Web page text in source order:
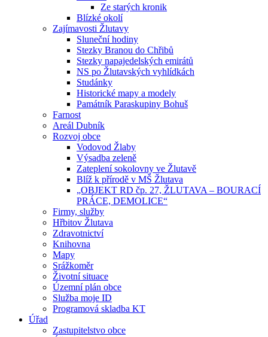
Ze starých kronik
Blízké okolí
Zajímavosti Žlutavy
Sluneční hodiny
Stezky Branou do Chřibů
Stezky napajedelských emirátů
NS po Žlutavských vyhlídkách
Studánky
Historické mapy a modely
Památník Paraskupiny Bohuš
Farnost
Areál Dubník
Rozvoj obce
Vodovod Žlaby
Výsadba zeleně
Zateplení sokolovny ve Žlutavě
Blíž k přírodě v MŠ Žlutava
„OBJEKT RD čp. 27, ŽLUTAVA – BOURACÍ
PRÁCE, DEMOLICE“
Firmy, služby
Hřbitov Žlutava
Zdravotnictví
Knihovna
Mapy
Srážkoměr
Životní situace
Územní plán obce
Služba moje ID
Programová skladba KT
Úřad
Zastupitelstvo obce